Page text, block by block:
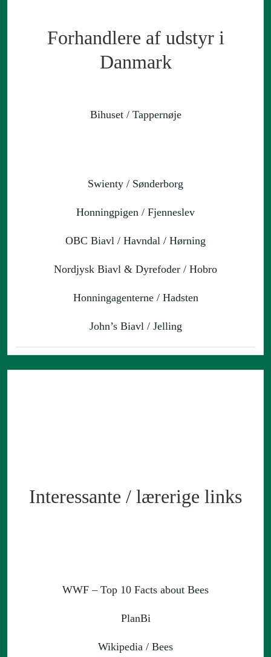
Forhandlere af udstyr i
Danmark
Bihuset / Tappernøje
Swienty / Sønderborg
Honningpigen / Fjenneslev
OBC Biavl / Havndal / Hørning
Nordjysk Biavl & Dyrefoder / Hobro
Honningagenterne / Hadsten
John’s Biavl / Jelling
Interessante / lærerige links
WWF – Top 10 Facts about Bees
PlanBi
Wikipedia / Bees